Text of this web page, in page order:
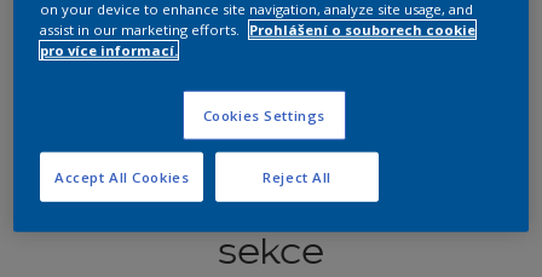
Koordinovat barevné
sekce
on your device to enhance site navigation, analyze site usage, and
assist in our marketing efforts.
Prohlášení o souborech cookie
pro více informací.
Cookies Settings
Reject All
Accept All Cookies